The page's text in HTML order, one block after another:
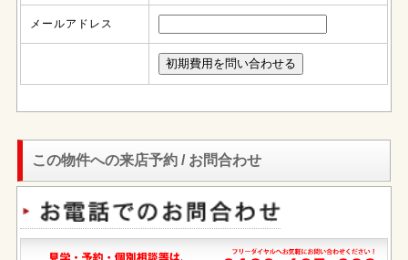
メールアドレス
この物件への来店予約 / お問合わせ